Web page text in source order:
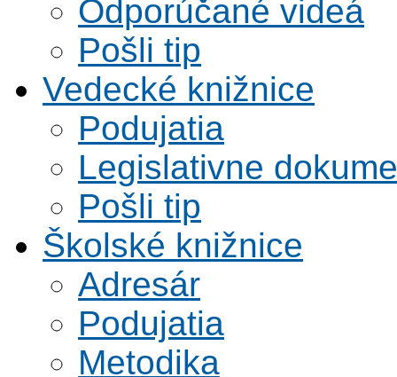
Odporúčané videá
Pošli tip
Vedecké knižnice
Podujatia
Legislativne
Pošli tip
Školské knižnice
Adresár
Podujatia
Metodika